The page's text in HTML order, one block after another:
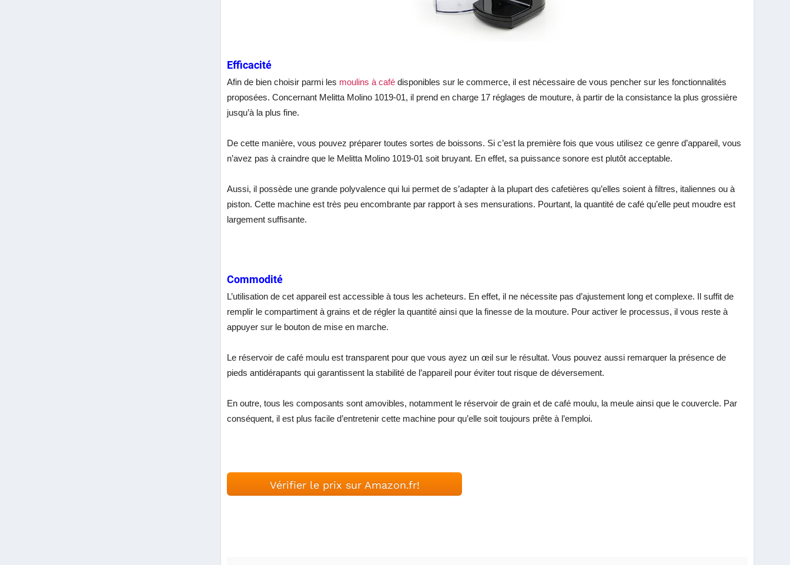
Efficacité
Afin de bien choisir parmi les moulins à café disponibles sur le commerce, il est nécessaire de vous pencher sur les fonctionnalités
proposées. Concernant Melitta Molino 1019-01, il prend en charge 17 réglages de mouture, à partir de la consistance la plus grossière
jusqu’à la plus fine.
De cette manière, vous pouvez préparer toutes sortes de boissons. Si c’est la première fois que vous utilisez ce genre d’appareil, vous
n’avez pas à craindre que le Melitta Molino 1019-01 soit bruyant. En effet, sa puissance sonore est plutôt acceptable.
Aussi, il possède une grande polyvalence qui lui permet de s’adapter à la plupart des cafetières qu’elles soient à filtres, italiennes ou à
piston. Cette machine est très peu encombrante par rapport à ses mensurations. Pourtant, la quantité de café qu’elle peut moudre est
largement suffisante.
Commodité
L’utilisation de cet appareil est accessible à tous les acheteurs. En effet, il ne nécessite pas d’ajustement long et complexe. Il suffit de
remplir le compartiment à grains et de régler la quantité ainsi que la finesse de la mouture. Pour activer le processus, il vous reste à
appuyer sur le bouton de mise en marche.
Le réservoir de café moulu est transparent pour que vous ayez un œil sur le résultat. Vous pouvez aussi remarquer la présence de
pieds antidérapants qui garantissent la stabilité de l’appareil pour éviter tout risque de déversement.
En outre, tous les composants sont amovibles, notamment le réservoir de grain et de café moulu, la meule ainsi que le couvercle. Par
conséquent, il est plus facile d’entretenir cette machine pour qu’elle soit toujours prête à l’emploi.
Vérifier le prix sur Amazon.fr!